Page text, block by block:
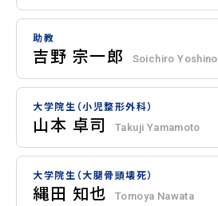
助教
吉野 宗一郎 Soichiro Yoshino
大学院生（小児整形外科）
山本 卓司 Takuji Yamamoto
大学院生（大腿骨頭壊死）
縄田 知也 Tomoya Nawata